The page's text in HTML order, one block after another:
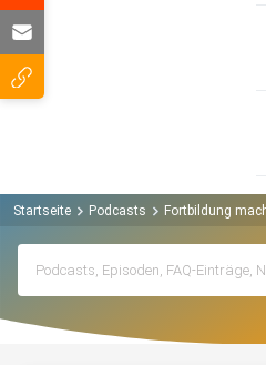
Startseite Podcasts Fortbildung